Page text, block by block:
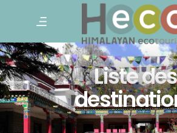
Liste des